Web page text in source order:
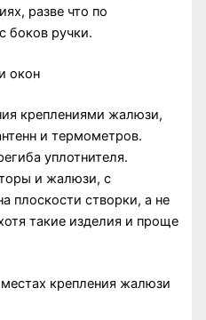
разве что по
боков ручки.
креплениями жалюзи,
и термометров.
уплотнителя.
и жалюзи, с
плоскости створки, а не
такие изделия и проще